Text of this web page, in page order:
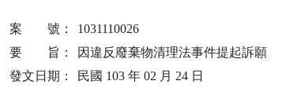
案 號：
1031110026
要
旨：
因違反廢棄物清理法事件提起訴願
發文日期：
民國 103 年 02 月 24 日